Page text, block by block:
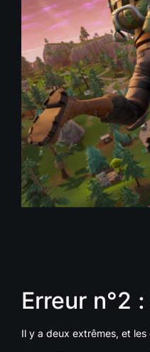
Erreur n°2
Il y a deux extrêmes, et